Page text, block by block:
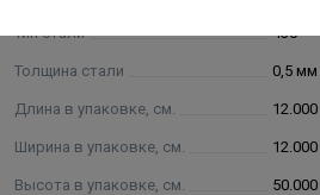
Тип стали 430
Толщина стали 0,5 мм
Длина в упаковке, см. 12.000
Ширина в упаковке, см. 12.000
Высота в упаковке, см. 50.000